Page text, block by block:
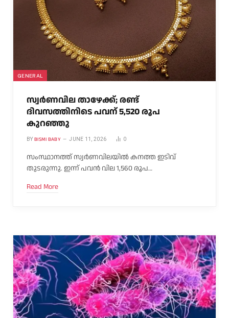
GENERAL
സ്വർണവില താഴേക്ക്; രണ്ട്
ദിവസത്തിനിടെ പവന് 5,520 രൂപ
കുറഞ്ഞു
BY BISMI BABY JUNE 11, 2026 0
സംസ്ഥാനത്ത് സ്വർണവിലയിൽ കനത്ത ഇടിവ്
തുടരുന്നു. ഇന്ന് പവൻ വില 1,560 രൂപ…
Read More